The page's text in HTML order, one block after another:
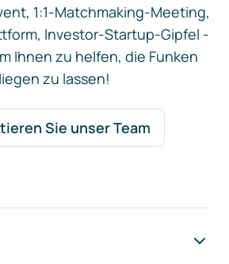
1:1-Matchmaking-Meeting,
Investor-Startup-Gipfel -
Ihnen zu helfen, die Funken
zu lassen!
Sie unser Team